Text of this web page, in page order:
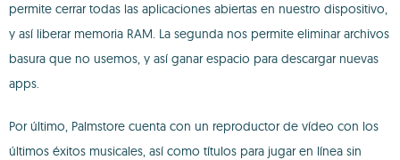
permite cerrar todas las aplicaciones abiertas en nuestro dispositivo,
y así liberar memoria RAM. La segunda nos permite eliminar archivos
basura que no usemos, y así ganar espacio para descargar nuevas
apps.
Por último, Palmstore cuenta con un reproductor de vídeo con los
últimos éxitos musicales, así como títulos para jugar en línea sin